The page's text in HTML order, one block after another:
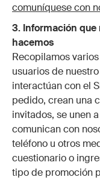
comuníquese con
3. Información
hacemos
Recopilamos
usuarios de
interactúan con el
pedido, crean una
invitados, se unen
comunican con
teléfono u otros
cuestionario o
tipo de promoción